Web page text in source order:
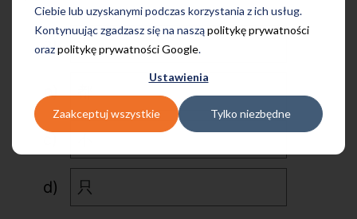
Ciebie lub uzyskanymi podczas korzystania z ich usług.
Kontynuując zgadzasz się na nasząpolitykę prywatności
orazpolitykę prywatności Google.
Ustawienia
Zaakceptuj wszystkie Tylko niezbędne
没
都
只